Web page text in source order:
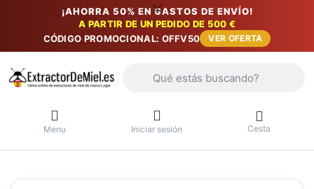
¡AHORRA 50% EN GASTOS DE ENVÍO!
A PARTIR DE UN PEDIDO DE 500 €
CÓDIGO PROMOCIONAL: OFFV50
VER OFERTA
Menu Iniciar sesión Cesta